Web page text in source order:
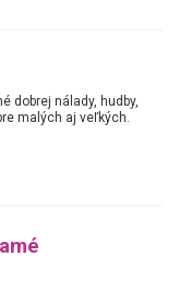
dobrej nálady, hudby,
malých aj veľkých.